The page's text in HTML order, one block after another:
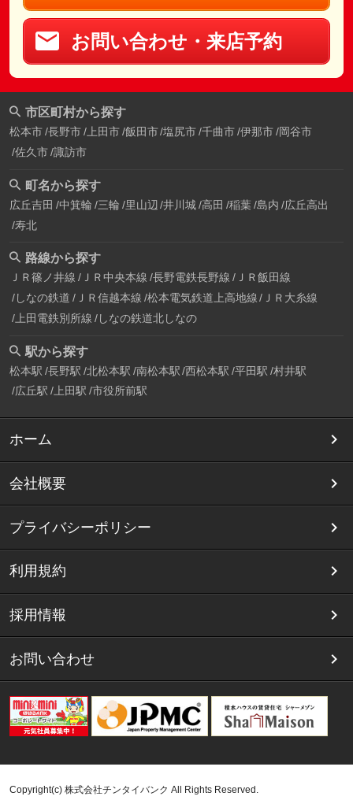
お問い合わせ・来店予約
市区町村から探す
松本市 長野市 上田市 飯田市 塩尻市 千曲市 伊那市 岡谷市
佐久市 諏訪市
町名から探す
広丘吉田 中箕輪 三輪 里山辺 井川城 高田 稲葉 島内 広丘高出
寿北
路線から探す
ＪＲ篠ノ井線 ＪＲ中央本線 長野電鉄長野線 ＪＲ飯田線
しなの鉄道 ＪＲ信越本線 松本電気鉄道上高地線
ＪＲ大糸線
上田電鉄別所線 しなの鉄道北しなの
駅から探す
松本駅 長野駅 北松本駅 南松本駅 西松本駅 平田駅 村井駅
広丘駅 上田駅 市役所前駅
ホーム
会社概要
プライバシーポリシー
利用規約
採用情報
お問い合わせ
Copyright(c) 株式会社チンタイバンク All Rights Reserved.